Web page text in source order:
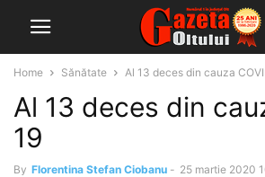
Home Sănătate Al 13 deces din cauza
Al 13 deces din
19
By Florentina Stefan Ciobanu - 25 martie 2020